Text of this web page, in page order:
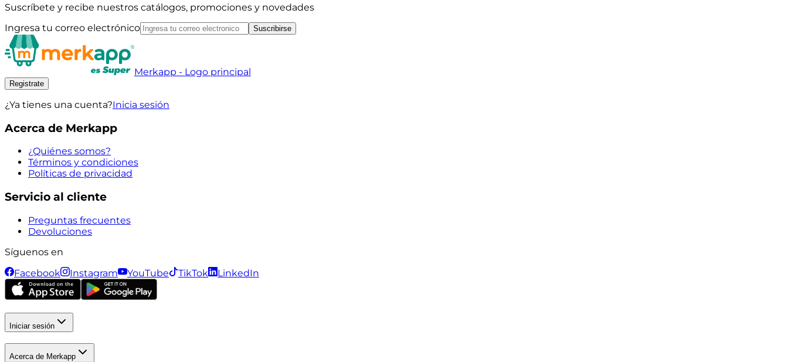
Suscríbete y recibe nuestros catálogos, promociones y novedades
Ingresa tu correo electrónico
Suscribirse
Merkapp - Logo principal
Registrate
¿Ya tienes una cuenta?Inicia sesión
Acerca de Merkapp
¿Quiénes somos?
Términos y condiciones
Políticas de privacidad
Servicio al cliente
Preguntas frecuentes
Devoluciones
Síguenos en
Facebook
Instagram YouTube TikTok LinkedIn
Iniciar sesión
Acerca de Merkapp